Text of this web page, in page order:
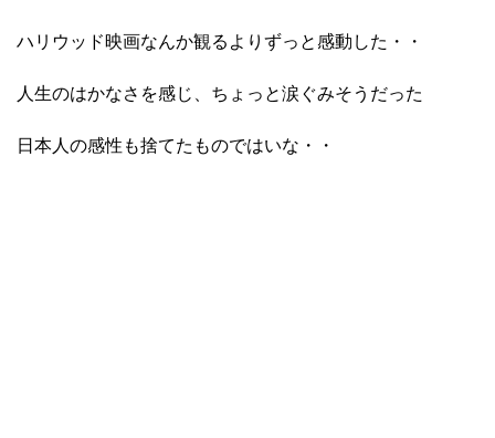
ハリウッド映画なんか観るよりずっと感動した・・
人生のはかなさを感じ、ちょっと涙ぐみそうだった
日本人の感性も捨てたものではいな・・